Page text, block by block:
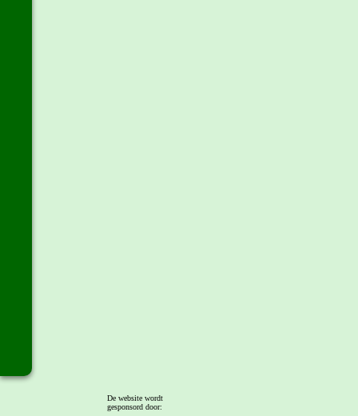
De website wordt
gesponsord door: